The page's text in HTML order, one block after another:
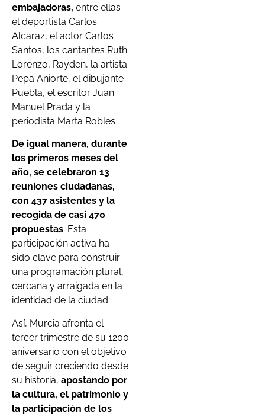
embajadoras, entre ellas
el deportista Carlos
Alcaraz, el actor Carlos
Santos, los cantantes Ruth
Lorenzo, Rayden, la artista
Pepa Aniorte, el dibujante
Puebla, el escritor Juan
Manuel Prada y la
periodista Marta Robles
De igual manera, durante
los primeros meses del
año, se celebraron 13
reuniones ciudadanas,
con 437 asistentes y la
recogida de casi 470
propuestas. Esta
participación activa ha
sido clave para construir
una programación plural,
cercana y arraigada en la
identidad de la ciudad.
Así, Murcia afronta el
tercer trimestre de su 1200
aniversario con el objetivo
de seguir creciendo desde
su historia, apostando por
la cultura, el patrimonio y
la participación de los